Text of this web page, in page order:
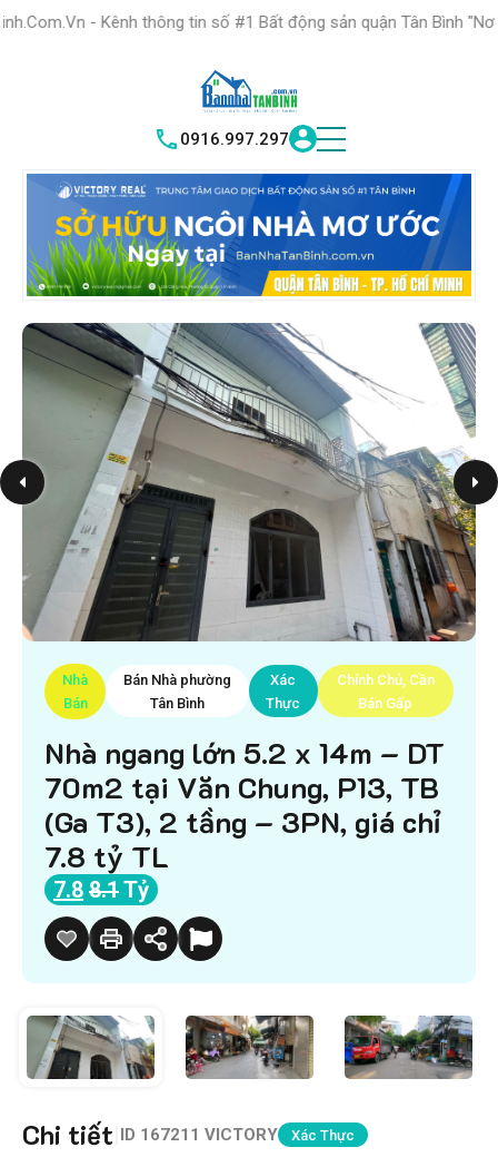
thông tin số #1 Bất động sản quận Tân Bình "Nơi bạn tìm
0916.997.297
Nhà
Bán
Bán Nhà phường
Tân Bình
Xác
Thực
Chính Chủ, Cần
Bán Gấp
Nhà ngang lớn 5.2 x 14m – DT
70m2 tại Văn Chung, P13, TB
(Ga T3), 2 tầng – 3PN, giá chỉ
7.8 tỷ TL
7.8 8.1Tỷ
Chi tiết ID 167211 VICTORY Xác Thực
HỆ THỐNG TRUNG
TÂM GIAO DỊCH BĐS TỐT NHẤT QUẬN
TÂN BÌNHVICTORY REAL T